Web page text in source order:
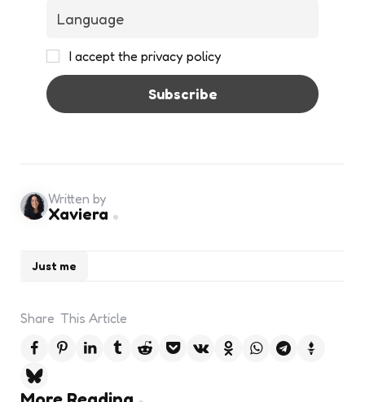
I accept the privacy policy
Just me
Written by
Xaviera
Share This Article